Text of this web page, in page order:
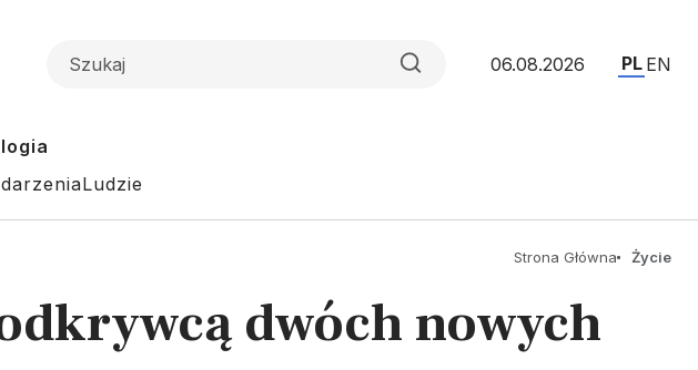
06.08.2026 PL EN
Ludzie
Strona Główna Życie
dwóch nowych